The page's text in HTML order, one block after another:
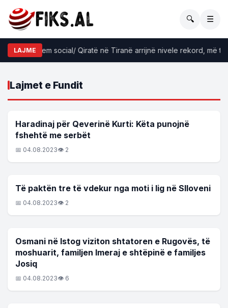
🔍 ☰
LAJMEproblem social/ Qiratë në Tiranë arrijnë nivele rekord, më të
Lajmet e Fundit
LAJME
Haradinaj për Qeverinë Kurti: Këta punojnë
fshehtë me serbët
📅 04.08.2023👁 2
LAJME
Të paktën tre të vdekur nga moti i lig në Slloveni
📅 04.08.2023👁 2
LAJME
Osmani në Istog viziton shtatoren e Rugovës, të
moshuarit, familjen Imeraj e shtëpinë e familjes
Josiq
📅 04.08.2023👁 6